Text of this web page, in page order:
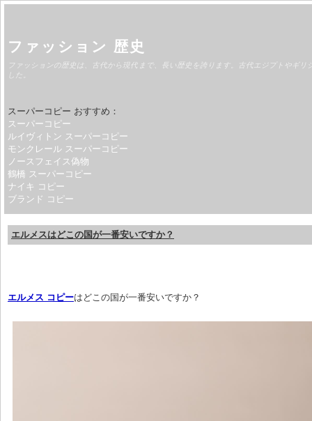
ファッション 歴史
ファッションの歴史は、古代から現代まで、長い歴史を誇ります。古代エジプトやギ
した。
スーパーコピー おすすめ：
スーパーコピー
ルイヴィトン スーパーコピー
モンクレール スーパーコピー
ノースフェイス偽物
鶴橋 スーパーコピー
ナイキ コピー
ブランド コピー
エルメスはどこの国が一番安いですか？
エルメス コピーはどこの国が一番安いですか？